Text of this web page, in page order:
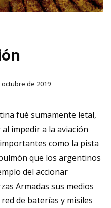
octubre de 2019
fué sumamente letal,
impedir a la aviación
como la pista
que los argentinos
del accionar
Armadas sus medios
de baterías y misiles